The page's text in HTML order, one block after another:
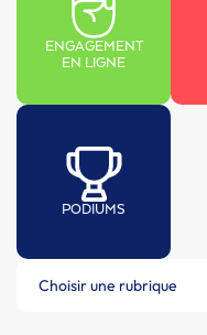
ENGAGEMENT
EN LIGNE
PODIUMS
Choisir une rubrique